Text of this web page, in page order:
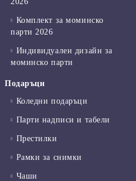
Комплект за моминско
парти 2026
Индивидуален дизайн за
моминско парти
Подаръци
Коледни подаръци
Парти надписи и табели
Престилки
Рамки за снимки
Чаши